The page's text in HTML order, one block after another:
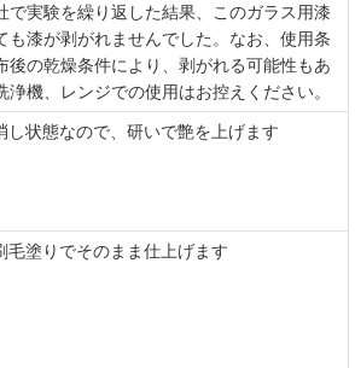
で実験を繰り返した結果、このガラス用漆
も漆が剥がれませんでした。なお、使用条
後の乾燥条件により、剥がれる可能性もあ
浄機、レンジでの使用はお控えください。
状態なので、研いで艶を上げます
塗りでそのまま仕上げます